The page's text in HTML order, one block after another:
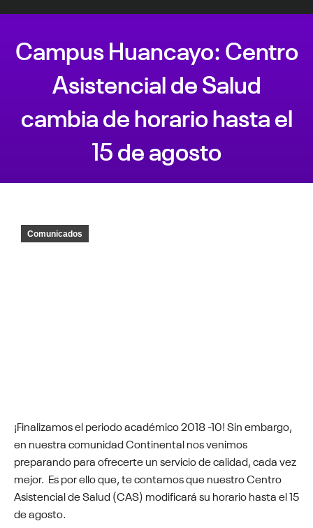
Campus Huancayo: Centro
Asistencial de Salud
cambia de horario hasta el
15 de agosto
Comunicados
¡Finalizamos el periodo académico 2018 -10! Sin embargo,
en nuestra comunidad Continental nos venimos
preparando para ofrecerte un servicio de calidad, cada vez
mejor. Es por ello que, te contamos que nuestro Centro
Asistencial de Salud (CAS) modificará su horario hasta el 15
de agosto.